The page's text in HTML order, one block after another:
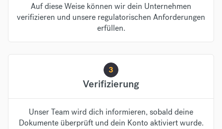
Auf diese Weise können wir dein Unternehmen
verifizieren und unsere regulatorischen Anforderungen
erfüllen.
3
Verifizierung
Unser Team wird dich informieren, sobald deine
Dokumente überprüft und dein Konto aktiviert wurde.